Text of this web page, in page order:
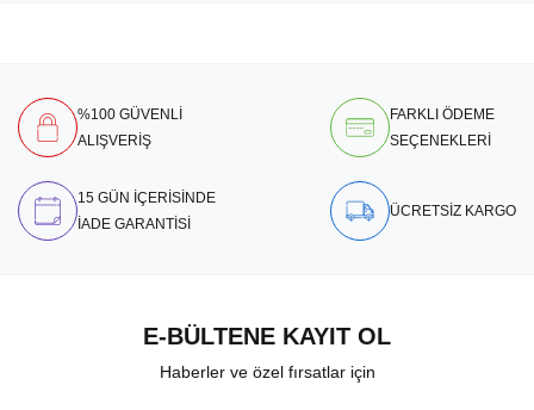
%100 GÜVENLİ
ALIŞVERİŞ
FARKLI ÖDEME
SEÇENEKLERİ
15 GÜN İÇERİSİNDE
İADE GARANTİSİ
ÜCRETSİZ KARGO
E-BÜLTENE KAYIT OL
Haberler ve özel fırsatlar için